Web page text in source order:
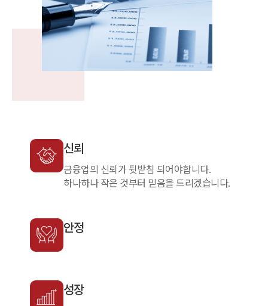
신뢰
금융업의 신뢰가 뒷받침 되어야합니다.
하나하나 작은 것부터 믿음을 드리겠습니다.
안정
성장